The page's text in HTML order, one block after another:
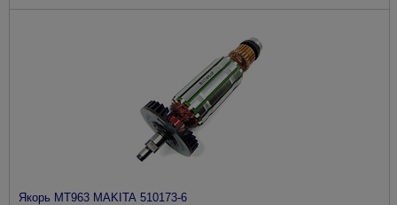
Якорь МТ963 MAKITA 510173-6